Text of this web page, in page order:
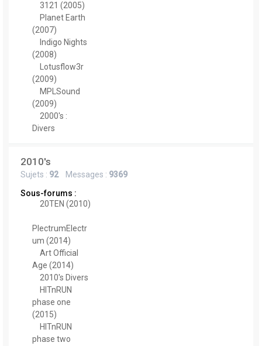
3121 (2005)
Planet Earth
(2007)
Indigo Nights
(2008)
Lotusflow3r
(2009)
MPLSound
(2009)
2000's :
Divers
2010's
Sujets : 92Messages : 9369
Sous-forums :
20TEN (2010)
PlectrumElectr
um (2014)
Art Official
Age (2014)
2010's Divers
HITnRUN
phase one
(2015)
HITnRUN
phase two